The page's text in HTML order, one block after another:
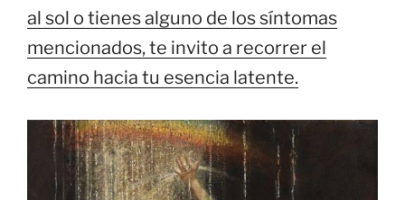
al sol o tienes alguno de los síntomas
mencionados, te invito a recorrer el
camino hacia tu esencia latente.